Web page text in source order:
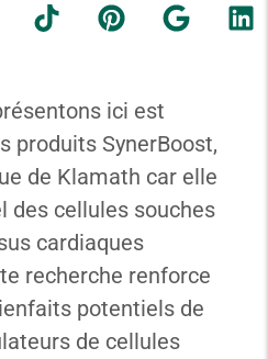
ici est
produits SynerBoost,
de Klamath car elle
des cellules souches
cardiaques
recherche renforce
potentiels de
de cellules